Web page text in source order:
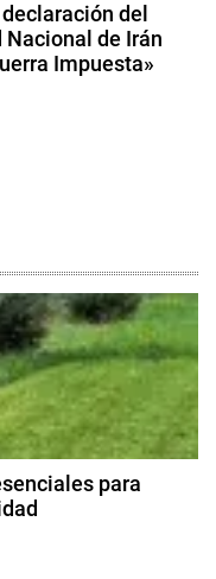
del
Nacional de Irán
Impuesta»
para